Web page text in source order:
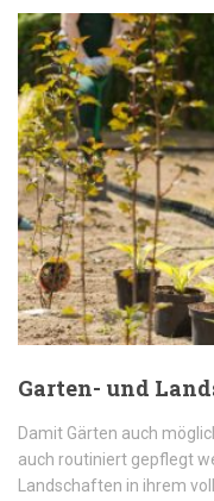
Garten- und
Damit Gärten auch
auch routiniert gepflegt
Landschaften in ihrem